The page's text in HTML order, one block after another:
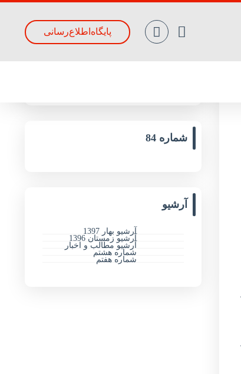
پایگاه‌اطلاع‌رسانی
جدیدترین مقالات
شماره 84
آرشیو
آرشیو بهار 1397
آرشیو زمستان 1396
آرشیو مطالب و اخبار
شماره هشتم
شماره هفتم